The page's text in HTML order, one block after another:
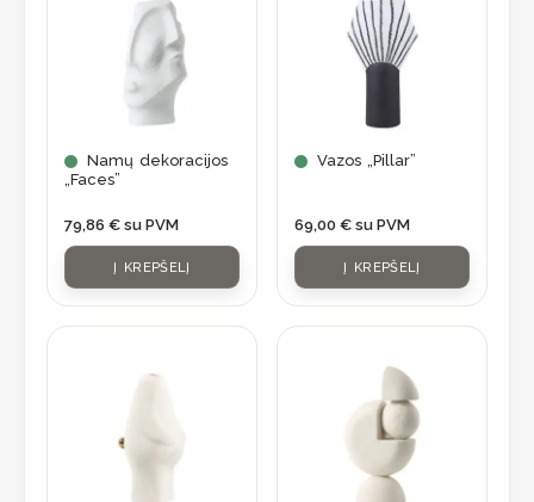
Namų dekoracijos
„Faces”
79,86 € su PVM
Į KREPŠELĮ
Vazos „Pillar”
69,00 € su PVM
Į KREPŠELĮ